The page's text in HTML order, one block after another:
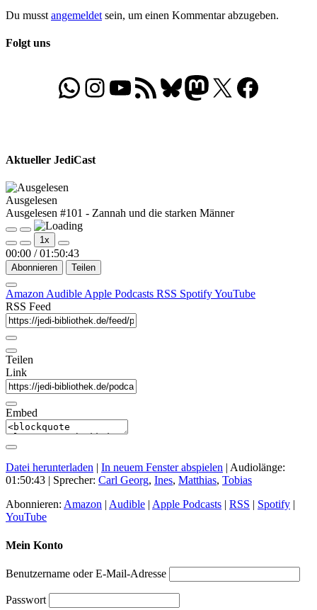
Du musst angemeldet sein, um einen Kommentar abzugeben.
Folgt uns
WhatsApp
Folgt uns auf Instagram
Besucht unseren YouTube-Kanal
RSS-FeedBluesky
Folgt uns auf Mastodon
X Folgt uns auf
Aktueller JediCast
Ausgelesen
Ausgelesen #101 - Zannah und die starken Männer
Play
Episode
Pause
Episode
1x
00:00 / 01:50:43
Abonnieren Teilen
AmazonAudibleApple Podcasts RSS SpotifyYouTube
RSS Feed
Teilen
Link
Embed
Datei herunterladen In neuem Fenster abspielen Audiolänge:
01:50:43 | Sprecher: Carl Georg, Ines, Matthias, Tobias
Abonnieren: Amazon Audible Apple Podcasts RSS Spotify
YouTube
Mein Konto
Benutzername oder E-Mail-Adresse
Passwort